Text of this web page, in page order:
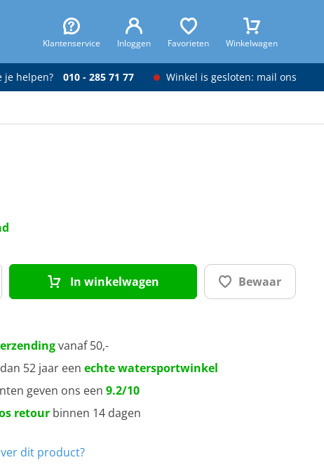
Klantenservice Inloggen Favorieten Winkelwagen
je helpen? 010 - 285 71 77 Winkel is gesloten: mail ons
In winkelwagen Bewaar
vanaf 50,-
52 jaar een echte watersportwinkel
geven ons een 9.2/10
retourbinnen 14 dagen
dit product?